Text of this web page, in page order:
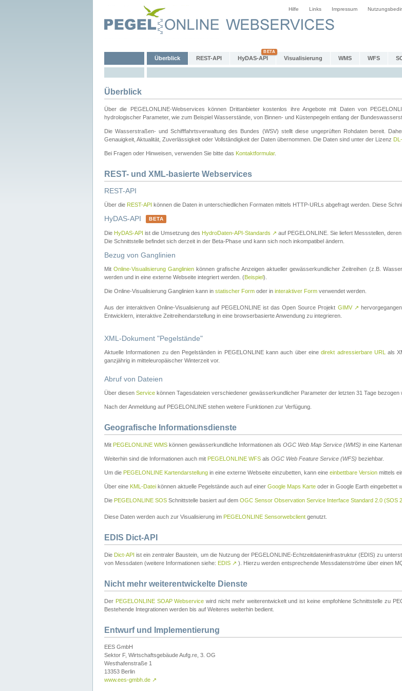
Hilfe Links Impressum
Überblick REST-API HyDAS-API Visualisierung WMS WFS
Überblick
Über die PEGELONLINE-Webservices können Drittanbieter kostenlos ihre Angebote mit Daten von
hydrologischer Parameter, wie zum Beispiel Wasserstände, von Binnen- und Küstenpegeln entlang der
Die Wasserstraßen- und Schifffahrtsverwaltung des Bundes (WSV) stellt diese ungeprüften Rohdaten bereit.
Genauigkeit, Aktualität, Zuverlässigkeit oder Vollständigkeit der Daten übernommen. Die Daten sind unter der Lizenz
Bei Fragen oder Hinweisen, verwenden Sie bitte das Kontaktformular.
REST- und XML-basierte Webservices
REST-API
Über die REST-API können die Daten in unterschiedlichen Formaten mittels HTTP-URLs abgefragt werden. Diese
HyDAS-API BETA
Die HyDAS-API ist die Umsetzung des HydroDaten-API-Standards ↗ auf PEGELONLINE. Sie liefert Messstellen,
Die Schnittstelle befindet sich derzeit in der Beta-Phase und kann sich noch inkompatibel ändern.
Bezug von Ganglinien
MitOnline-Visualisierung Ganglinien können grafische Anzeigen aktueller gewässerkundlicher Zeitreihen (z.B.
werden und in eine externe Webseite integriert werden. (Beispiel).
Die Online-Visualisierung Ganglinien kann in statischer Form oder in interaktiver Form verwendet werden.
Aus der interaktiven Online-Visualisierung auf PEGELONLINE ist das Open Source Projekt GIMV ↗
Entwicklern, interaktive Zeitreihendarstellung in eine browserbasierte Anwendung zu integrieren.
XML-Dokument "Pegelstände"
Aktuelle Informationen zu den Pegelständen in PEGELONLINE kann auch über einedirekt adressierbare URL
als
ganzjährig in mitteleuropäischer Winterzeit vor.
Abruf von Dateien
Über diesen Service können Tagesdateien verschiedener gewässerkundlicher Parameter der letzten 31 Tage bezogen
Nach der Anmeldung auf PEGELONLINE stehen weitere Funktionen zur Verfügung.
Geografische Informationsdienste
Mit PEGELONLINE WMS können gewässerkundliche Informationen als OGC Web Map Service (WMS) in eine
Weiterhin sind die Informationen auch mit PEGELONLINE WFS als OGC Web Feature Service (WFS) beziehbar.
Um die PEGELONLINE Kartendarstellung in eine externe Webseite einzubetten, kann eine einbettbare Version mittels
Über eine KML-Datei können aktuelle Pegelstände auch auf einer Google Maps Karte oder in Google Earth eingebettet
Die PEGELONLINE SOS Schnittstelle basiert auf dem OGC Sensor Observation Service Interface Standard 2.0 (SOS
Diese Daten werden auch zur Visualisierung im PEGELONLINE Sensorwebclient genutzt.
EDIS Dict-API
Die Dict-API ist ein zentraler Baustein, um die Nutzung der PEGELONLINE-Echtzeitdateninfrastruktur (EDIS) zu
von Messdaten (weitere Informationen siehe: EDIS ↗ ). Hierzu werden entsprechende Messdatenströme über einen
Nicht mehr weiterentwickelte Dienste
Der PEGELONLINE SOAP Webservice wird nicht mehr weiterentwickelt und ist keine empfohlene Schnittstelle zu
Bestehende Integrationen werden bis auf Weiteres weiterhin bedient.
Entwurf und Implementierung
EES GmbH
Sektor F, Wirtschaftsgebäude Aufg.re, 3. OG
Westhafenstraße 1
13353 Berlin
www.ees-gmbh.de ↗